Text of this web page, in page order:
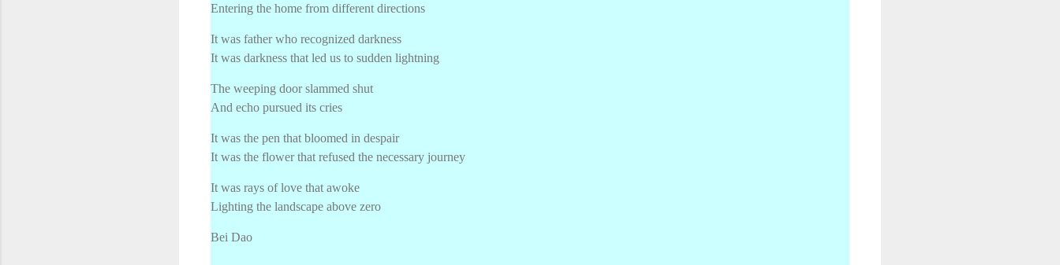
Entering the home from different directions
It was father who recognized darkness
It was darkness that led us to sudden lightning
The weeping door slammed shut
And echo pursued its cries
It was the pen that bloomed in despair
It was the flower that refused the necessary journey
It was rays of love that awoke
Lighting the landscape above zero
Bei Dao